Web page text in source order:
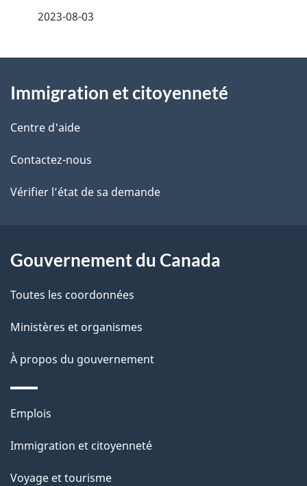
i
l
s
d
l
p
a
g
e
2023-08-03
propos
de
ce
site
Immigration et citoyenneté
Centre d'aide
Contactez-nous
Vérifier l’état de sa demande
Gouvernement du Canada
Toutes les coordonnées
Ministères et organismes
À propos du gouvernement
Thèmes
sujets
Emplois
Immigration et citoyenneté
Voyage et tourisme